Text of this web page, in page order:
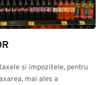
mai ales a